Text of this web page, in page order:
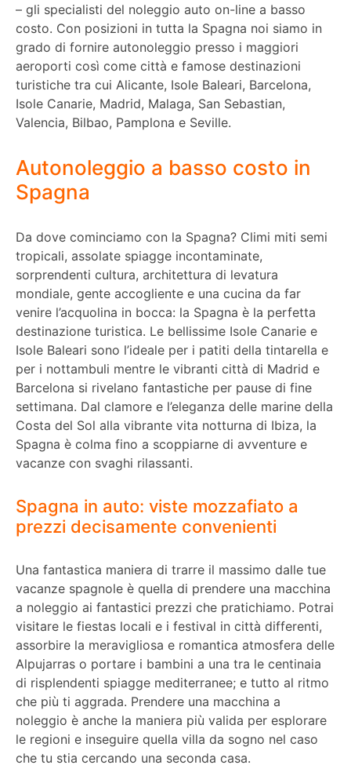
– gli specialisti del noleggio auto on-line a basso
costo. Con posizioni in tutta la Spagna noi siamo in
grado di fornire autonoleggio presso i maggiori
aeroporti così come città e famose destinazioni
turistiche tra cui Alicante, Isole Baleari, Barcelona,
Isole Canarie, Madrid, Malaga, San Sebastian,
Valencia, Bilbao, Pamplona e Seville.
Autonoleggio a basso costo in
Spagna
Da dove cominciamo con la Spagna? Climi miti semi
tropicali, assolate spiagge incontaminate,
sorprendenti cultura, architettura di levatura
mondiale, gente accogliente e una cucina da far
venire l’acquolina in bocca: la Spagna è la perfetta
destinazione turistica. Le bellissime Isole Canarie e
Isole Baleari sono l’ideale per i patiti della tintarella e
per i nottambuli mentre le vibranti città di Madrid e
Barcelona si rivelano fantastiche per pause di fine
settimana. Dal clamore e l’eleganza delle marine della
Costa del Sol alla vibrante vita notturna di Ibiza, la
Spagna è colma fino a scoppiarne di avventure e
vacanze con svaghi rilassanti.
Spagna in auto: viste mozzafiato a
prezzi decisamente convenienti
Una fantastica maniera di trarre il massimo dalle tue
vacanze spagnole è quella di prendere una macchina
a noleggio ai fantastici prezzi che pratichiamo. Potrai
visitare le fiestas locali e i festival in città differenti,
assorbire la meravigliosa e romantica atmosfera delle
Alpujarras o portare i bambini a una tra le centinaia
di risplendenti spiagge mediterranee; e tutto al ritmo
che più ti aggrada. Prendere una macchina a
noleggio è anche la maniera più valida per esplorare
le regioni e inseguire quella villa da sogno nel caso
che tu stia cercando una seconda casa.